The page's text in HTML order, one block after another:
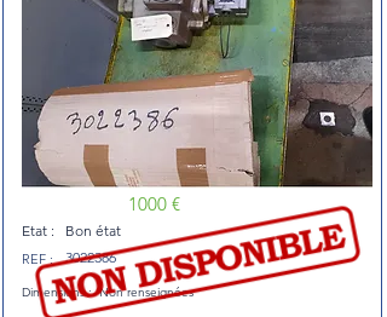
1000 €
Etat : Bon état
REF : 3022386
Dimensions : Non renseignées